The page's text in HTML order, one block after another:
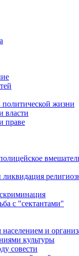
жизни
власти
праве
ликвидация
с "сектантами"
и
культуры
совести